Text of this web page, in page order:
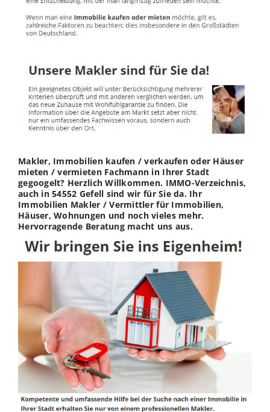
Makler, Immobilien kaufen / verkaufen oder Häuser
mieten / vermieten Fachmann in Ihrer Stadt
gegoogelt? Herzlich Willkommen. IMMO-Verzeichnis,
auch in 54552 Gefell sind wir für Sie da. Ihr
Immobilien Makler / Vermittler für Immobilien,
Häuser, Wohnungen und noch vieles mehr.
Hervorragende Beratung macht uns aus.